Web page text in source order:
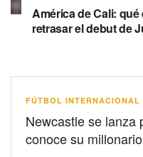
América de Cali:
retrasar el debut de
FÚTBOL INTERNACIONAL
Newcastle se lanza
conoce su